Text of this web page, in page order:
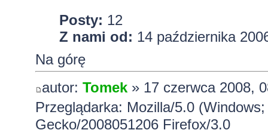
Posty: 12
Z nami od: 14 października
Na górę
autor: Tomek» 17 czerwca 2008,
Przeglądarka: Mozilla/5.0
Gecko/2008051206 Firefox/3.0